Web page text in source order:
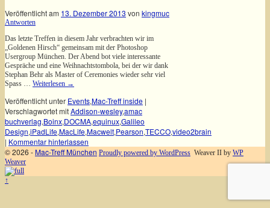
Veröffentlicht am 13. Dezember 2013 von kingmuc
Antworten
Das letzte Treffen in diesem Jahr verbrachten wir im
„Goldenen Hirsch“ gemeinsam mit der Photoshop
Usergroup München. Der Abend bot viele interessante
Gespräche und eine Weihnachtstombola, bei der wir dank
Stephan Behr als Master of Ceremonies wieder sehr viel
Spass … Weiterlesen →
Veröffentlicht unter Events,Mac-Treff inside |
Verschlagwortet mitAddison-wesley,amac
buchverlag,Boinx,DOCMA,equinux,Galileo
Design,iPadLife,MacLife,Macwelt,Pearson,TECCO,video2brain
| Kommentar hinterlassen
© 2026 -Mac-Treff München Proudly powered by WordPress Weaver II by WP
Weaver
↑